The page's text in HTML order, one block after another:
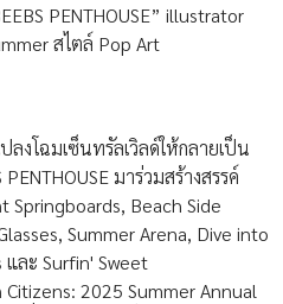
PENTHOUSE” illustrator
สไตล์ Pop Art
งโฉมเซ็นทรัลเวิลด์ให้กลายเป็น
มาร่วมสร้างสรรค์
Springboards, Beach Side
Summer Arena, Dive into
ละ Surfin' Sweet
2025 Summer Annual